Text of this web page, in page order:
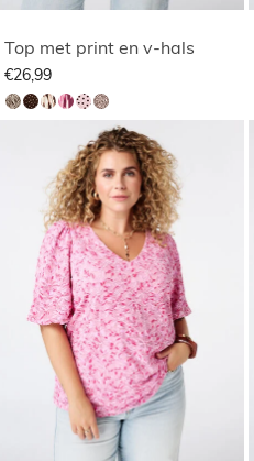
Top met print en v-hals
€26,99